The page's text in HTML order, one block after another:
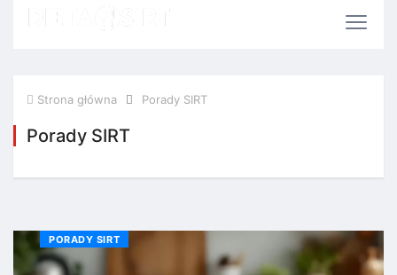
Strona główna Porady SIRT
Porady SIRT
PORADY SIRT